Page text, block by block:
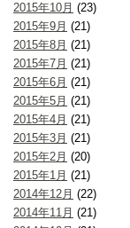
2015年10月 (23)
2015年9月 (21)
2015年8月 (21)
2015年7月 (21)
2015年6月 (21)
2015年5月 (21)
2015年4月 (21)
2015年3月 (21)
2015年2月 (20)
2015年1月 (21)
2014年12月 (22)
2014年11月 (21)